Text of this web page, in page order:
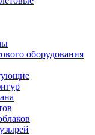
оборудования